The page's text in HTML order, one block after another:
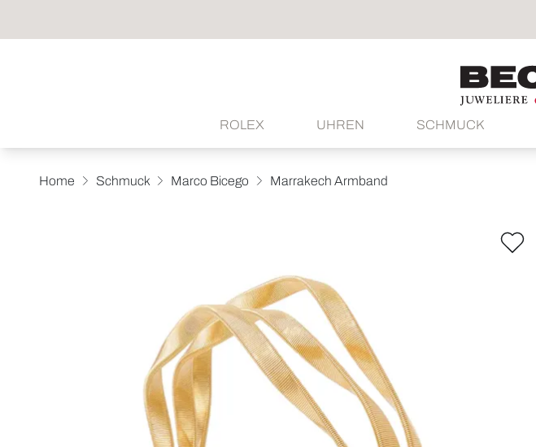
ROLEX UHREN SCHMUCK
Home Schmuck Marco Bicego Marrakech Armband